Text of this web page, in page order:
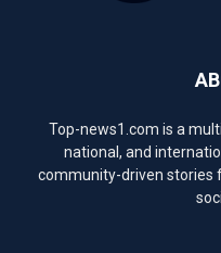
Top-news1.com is a
national, and
community-driven stories